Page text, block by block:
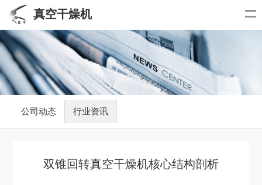
真空干燥机
公司动态 行业资讯
双锥回转真空干燥机核心结构剖析